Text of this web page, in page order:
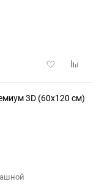
Добавить
3D (60x120 см)